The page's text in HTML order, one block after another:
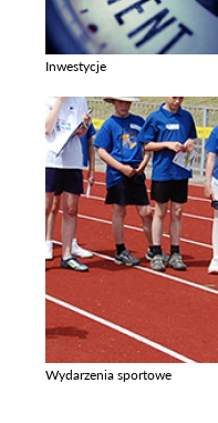
Inwestycje
Wydarzenia sportowe